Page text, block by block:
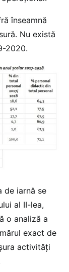
înseamnă
Nu există
2020.
de iarnă se
al II-lea,
o analiză a
exact de
activități